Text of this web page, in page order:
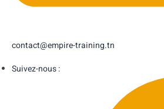
contact@empire-training.tn
Suivez-nous :